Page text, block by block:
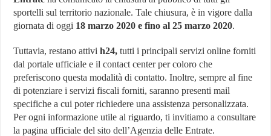
sportelli sul territorio nazionale. Tale chiusura, è in vigore dalla
giornata di oggi 18 marzo 2020 e fino al 25 marzo 2020.
Tuttavia, restano attivih24, tutti i principali servizi online forniti
dal portale ufficiale e il contact center per coloro che
preferiscono questa modalità di contatto. Inoltre, sempre al fine
di potenziare i servizi fiscali forniti, saranno presenti mail
specifiche a cui poter richiedere una assistenza personalizzata.
Per ogni informazione utile al riguardo, ti invitiamo a consultare
la pagina ufficiale del sito dell’Agenzia delle Entrate.